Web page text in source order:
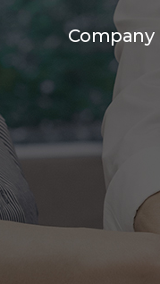
Company